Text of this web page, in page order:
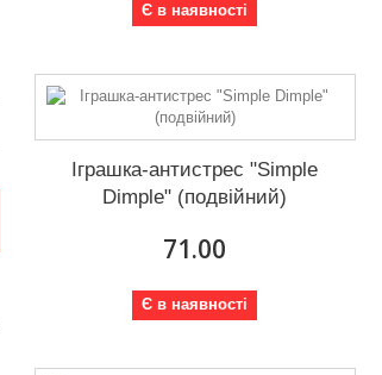
Є в наявності
Іграшка-антистрес "Simple
Dimple" (подвійний)
71.00
Є в наявності